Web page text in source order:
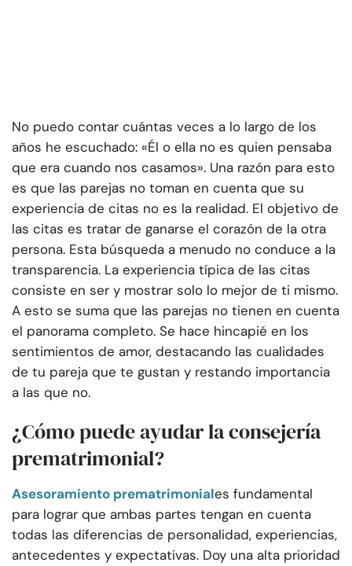
No puedo contar cuántas veces a lo largo de los
años he escuchado: «Él o ella no es quien pensaba
que era cuando nos casamos». Una razón para esto
es que las parejas no toman en cuenta que su
experiencia de citas no es la realidad. El objetivo de
las citas es tratar de ganarse el corazón de la otra
persona. Esta búsqueda a menudo no conduce a la
transparencia. La experiencia típica de las citas
consiste en ser y mostrar solo lo mejor de ti mismo.
A esto se suma que las parejas no tienen en cuenta
el panorama completo. Se hace hincapié en los
sentimientos de amor, destacando las cualidades
de tu pareja que te gustan y restando importancia
a las que no.
¿Cómo puede ayudar la consejería
prematrimonial?
Asesoramiento prematrimoniales fundamental
para lograr que ambas partes tengan en cuenta
todas las diferencias de personalidad, experiencias,
antecedentes y expectativas. Doy una alta prioridad